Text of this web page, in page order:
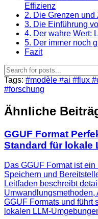
Effizienz
2. Die Grenzen
3. Die Einführung
4. Der wahre Wert:
5. Der immer noch
Fazit
Tags: #modèle #ai #flux
#forschung
Ähnliche
GGUF Format
Standard für lokale
Das GGUF Format ist
Speichern und
Leitfaden beschreibt
GGUF Formats und führt
lokalen LLM-